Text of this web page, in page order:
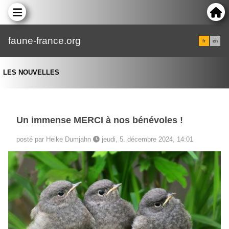
faune-france.org fr en
LES NOUVELLES
Un immense MERCI à nos bénévoles !
posté par Heike Dumjahn jeudi, 5. décembre 2024, 14:01